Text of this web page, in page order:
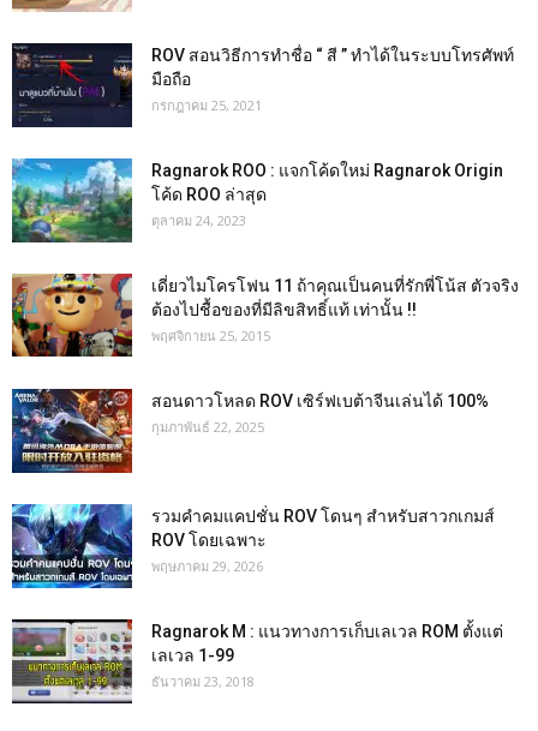
ROV สอนวิธีการทำชื่อ “ สี ” ทำได้ในระบบโทรศัพท์
มือถือ
กรกฎาคม 25, 2021
Ragnarok ROO : แจกโค้ดใหม่ Ragnarok Origin
โค้ด ROO ล่าสุด
ตุลาคม 24, 2023
เดี่ยวไมโครโฟน 11 ถ้าคุณเป็นคนที่รักพี่โน้ส ตัวจริง
ต้องไปชื้อของที่มีลิขสิทธิ์แท้ เท่านั้น !!
พฤศจิกายน 25, 2015
สอนดาวโหลด ROV เซิร์ฟเบต้าจีนเล่นได้ 100%
กุมภาพันธ์ 22, 2025
รวมคำคมแคปชั่น ROV โดนๆ สำหรับสาวกเกมส์
ROV โดยเฉพาะ
พฤษภาคม 29, 2026
Ragnarok M : แนวทางการเก็บเลเวล ROM ตั้งแต่
เลเวล 1-99
ธันวาคม 23, 2018